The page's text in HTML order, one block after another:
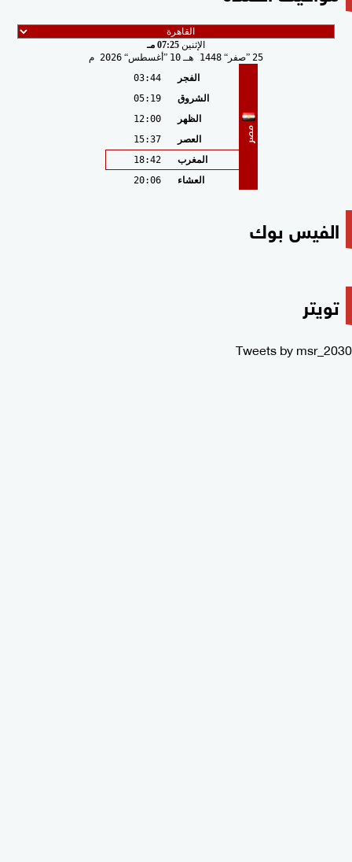
الإثنين 07:25 مـ
25 صفر 1448 هـ 10 أغسطس 2026 م
مصر
الفجر
03:44
الشروق
05:19
الظهر
12:00
العصر
15:37
المغرب
18:42
العشاء
20:06
الفيس بوك
تويتر
Tweets by msr_2030